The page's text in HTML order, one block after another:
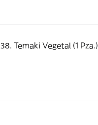
38. Temaki Vegetal (1 Pza.)